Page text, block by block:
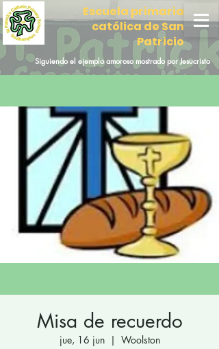
Escuela primaria
católica de San
Patricio
Siguiendo el ejemplo amoroso mostrado por Jesucristo
Misa de recuerdo
jue, 16 jun
  |
Woolston